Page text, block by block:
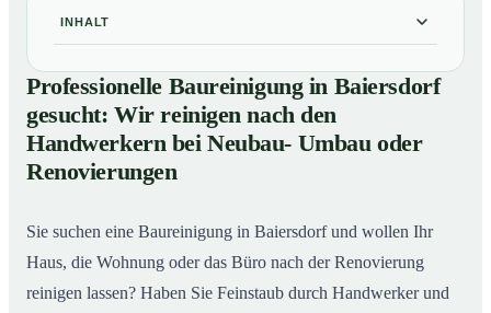
INHALT
01 Professionelle Baureinigung in Baiersdorf gesucht: Wir
reinigen nach den Handwerkern bei Neubau- Umbau
oder Renovierungen
02Baureinigung in Baiersdorf – Profis im Einsatz
Professionelle Baureinigung in Baiersdorf
gesucht: Wir reinigen nach den
Handwerkern bei Neubau- Umbau oder
Renovierungen
Sie suchen eine Baureinigung in Baiersdorf und wollen Ihr
Haus, die Wohnung oder das Büro nach der Renovierung
reinigen lassen? Haben Sie Feinstaub durch Handwerker und